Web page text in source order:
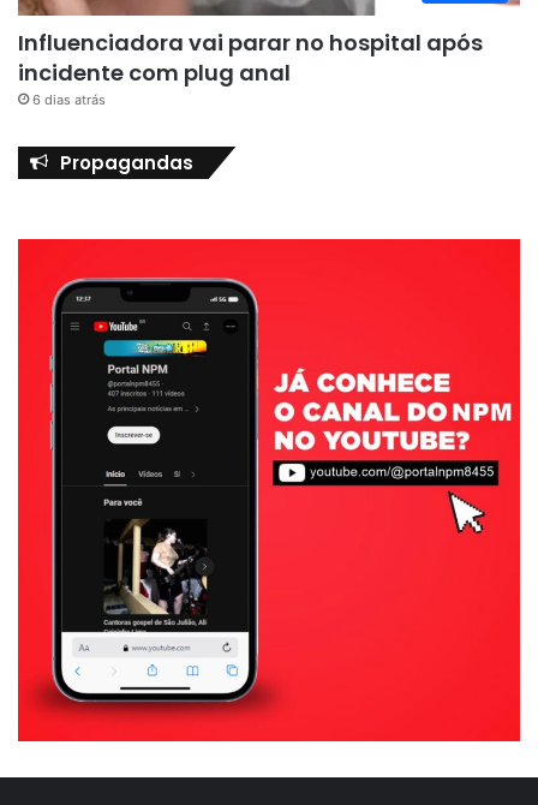
Influenciadora vai parar no hospital após
incidente com plug anal
6 dias atrás
Propagandas